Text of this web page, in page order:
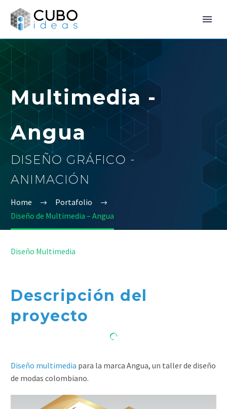
Multimedia -
Angua
DISEÑO GRÁFICO -
ANIMACIÓN
Home
Portafolio
Diseño de Multimedia – Angua
Diseño Multimedia
Descripción del
proyecto
Diseño multimedia para la marca Angua, un taller de diseño
de modas colombiano.